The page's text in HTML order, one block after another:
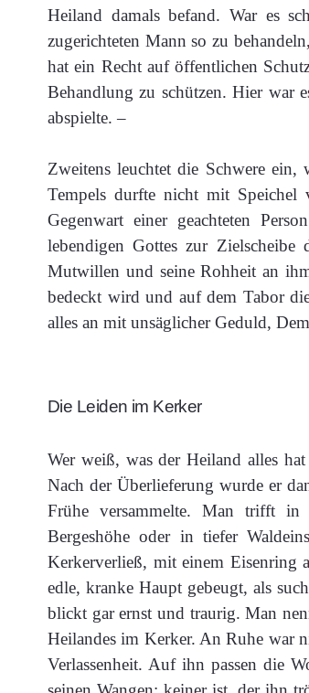
Heiland damals befand. War es
zugerichteten Mann so zu
hat ein Recht auf öffentlichen
Behandlung zu schützen. Hier war
abspielte. –
Zweitens leuchtet die Schwere
Tempels durfte nicht mit
Gegenwart einer geachteten
lebendigen Gottes zur Zielscheibe
Mutwillen und seine Rohheit an
bedeckt wird und auf dem Tabor
alles an mit unsäglicher Geduld,
Die Leiden im Kerker
Wer weiß, was der Heiland alles
Nach der Überlieferung wurde er
Frühe versammelte. Man trifft in
Bergeshöhe oder in tiefer
Kerkerverließ, mit einem Eisenring
edle, kranke Haupt gebeugt, als
blickt gar ernst und traurig. Man
Heilandes im Kerker. An Ruhe war
Verlassenheit. Auf ihn passen die